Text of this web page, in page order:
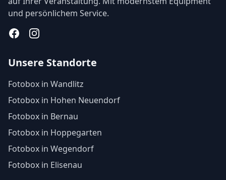
und persönlichem Service.
FacebookInstagram
Unsere Standorte
Fotobox in Wandlitz
Fotobox in Hohen Neuendorf
Fotobox in Bernau
Fotobox in Hoppegarten
Fotobox in Wegendorf
Fotobox in Elisenau